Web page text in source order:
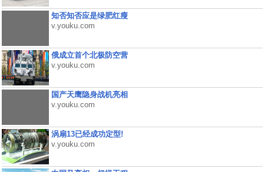
知否知否应是绿肥红瘦
v.youku.com
俄成立首个北极防空营
v.youku.com
国产天鹰隐身战机亮相
v.youku.com
涡扇13已经成功定型!
v.youku.com